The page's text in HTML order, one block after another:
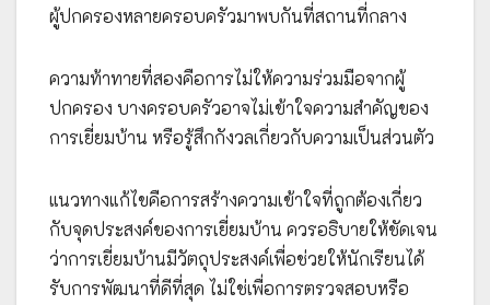
ผู้ปกครองหลายครอบครัวมาพบกันที่สถานที่กลาง
ความท้าทายที่สองคือการไม่ให้ความร่วมมือจากผู้
ปกครอง บางครอบครัวอาจไม่เข้าใจความสำคัญของ
การเยี่ยมบ้าน หรือรู้สึกกังวลเกี่ยวกับความเป็นส่วนตัว
แนวทางแก้ไขคือการสร้างความเข้าใจที่ถูกต้องเกี่ยว
กับจุดประสงค์ของการเยี่ยมบ้าน ควรอธิบายให้ชัดเจน
ว่าการเยี่ยมบ้านมีวัตถุประสงค์เพื่อช่วยให้นักเรียนได้
รับการพัฒนาที่ดีที่สุด ไม่ใช่เพื่อการตรวจสอบหรือ